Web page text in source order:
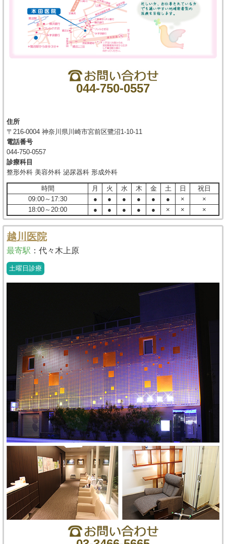
044-750-0557
住所
〒216-0004 神奈川県川崎市宮前区鷺沼1-10-11
電話番号
044-750-0557
診療科目
整形外科 美容外科 泌尿器科 形成外科
時間 月 火 水 木 金 土 日
祝日
09:00～17:30
● ● ● ● ● ● ×
×
18:00～20:00
● ● ● ● ● × × ×
越川医院
最寄駅 ： 代々木上原
土曜日診療